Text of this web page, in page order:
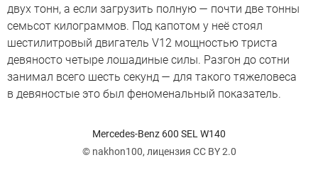
двух тонн, а если загрузить полную — почти две тонны
семьсот килограммов. Под капотом у неё стоял
шестилитровый двигатель V12 мощностью триста
девяносто четыре лошадиные силы. Разгон до сотни
занимал всего шесть секунд — для такого тяжеловеса
в девяностые это был феноменальный показатель.
Mercedes-Benz 600 SEL W140
© nakhon100, лицензия CC BY 2.0